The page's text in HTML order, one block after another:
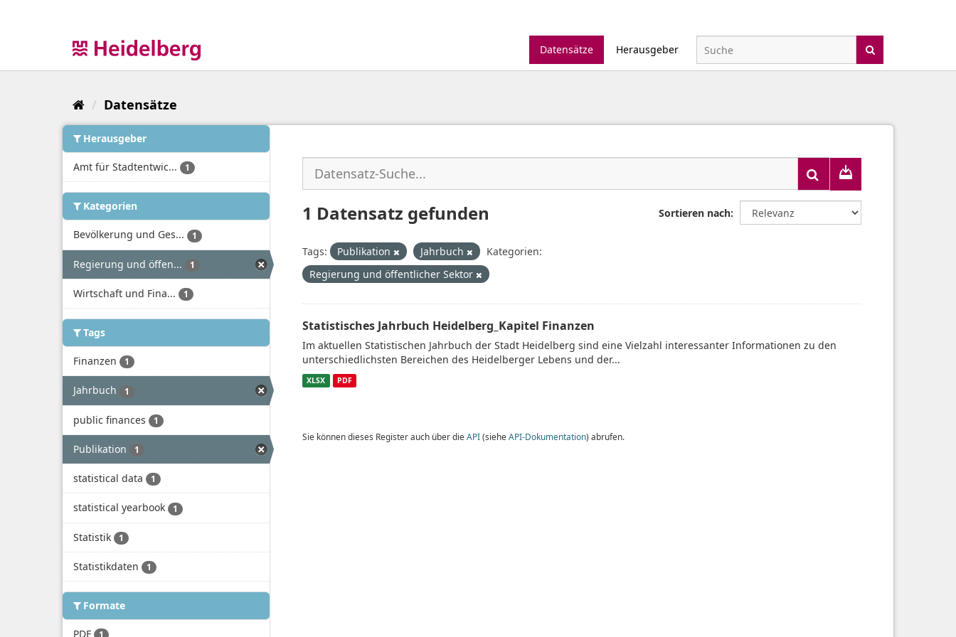
Datensätze
Herausgeber
Datensätze
Herausgeber
Amt für Stadtentwic... 1
Kategorien
Bevölkerung und Ges... 1
Regierung und öffen... 1
Wirtschaft und Fina... 1
Tags
Finanzen 1
Jahrbuch 1
public finances 1
Publikation 1
statistical data 1
statistical yearbook 1
Statistik 1
Statistikdaten 1
Formate
PDF
Sortieren nach
1 Datensatz gefunden
Tags: Publikation Jahrbuch
Kategorien:
Regierung und öffentlicher Sektor
Statistisches Jahrbuch Heidelberg_Kapitel Finanzen
Im aktuellen Statistischen Jahrbuch der Stadt Heidelberg sind eine Vielzahl interessanter Informationen zu den
unterschiedlichsten Bereichen des Heidelberger Lebens und der...
XLSX PDF
Sie können dieses Register auch über die API(siehe API-Dokumentation) abrufen.